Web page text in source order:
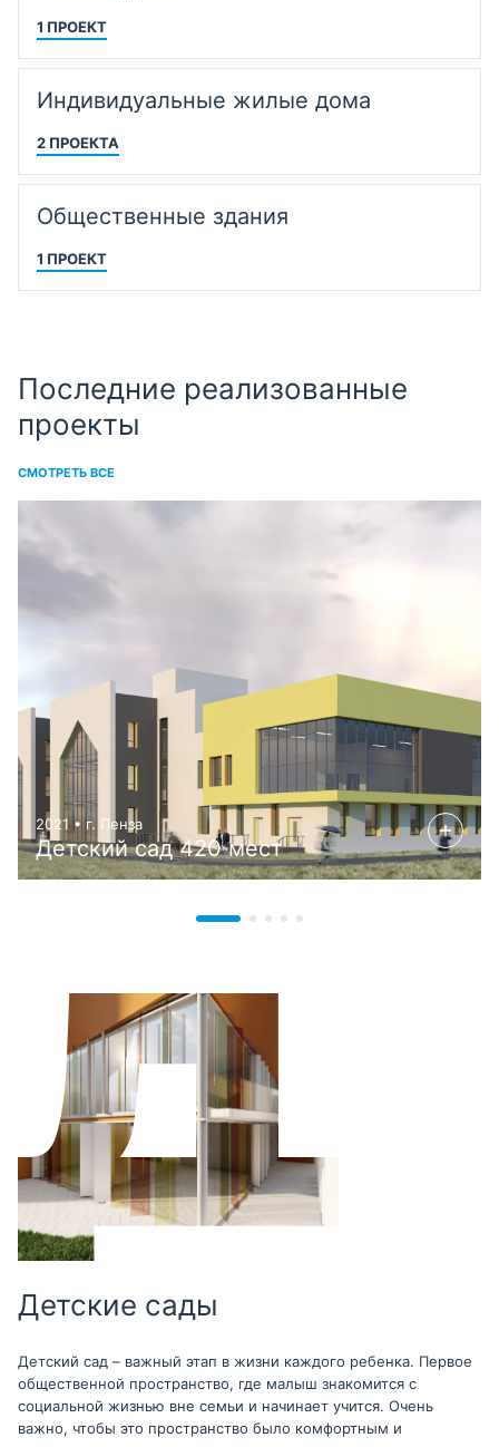
1 ПРОЕКТ
Индивидуальные жилые дома
2 ПРОЕКТА
Общественные здания
1 ПРОЕКТ
Последние реализованные
проекты
СМОТРЕТЬ ВСЕ
2021 • г. Пенза
Детский сад 420 мест
Детские сады
Детский сад – важный этап в жизни каждого ребенка. Первое
общественной пространство, где малыш знакомится с
социальной жизнью вне семьи и начинает учится. Очень
важно, чтобы это пространство было комфортным и